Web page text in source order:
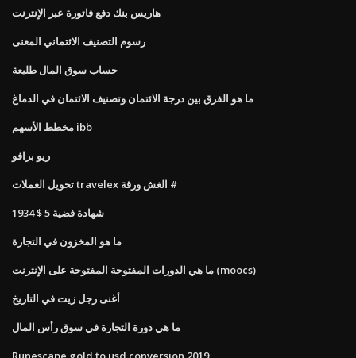
هاريس بنك دفع فاتورة عبر الإنترنت
رسوم التصنيف الائتماني المعنى
حساب سوق المال طليعة
ما هو الفرق بين درجة الائتمان وتصنيف الائتمان في الدماغ
مخطط الأسهم ibb
ريو برافو
تحويل العملات travelex الغش ورقة #
1934 $ 5 شهادة فضية
ما هو المخزون في التجارة
ما هي الدورات المفتوحة المفتوحة على الإنترنت (moocs)
أغنى رجل زيت في التاريخ
ما هي دورة التجارة في سوق رأس المال